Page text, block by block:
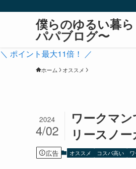
僕らのゆるい暮
パパブログ〜
＼ ポイント最大11倍！ ／
ホーム オススメ
ワークマ
リースノ
2024
4/02
広告 オススメ コスパ高い